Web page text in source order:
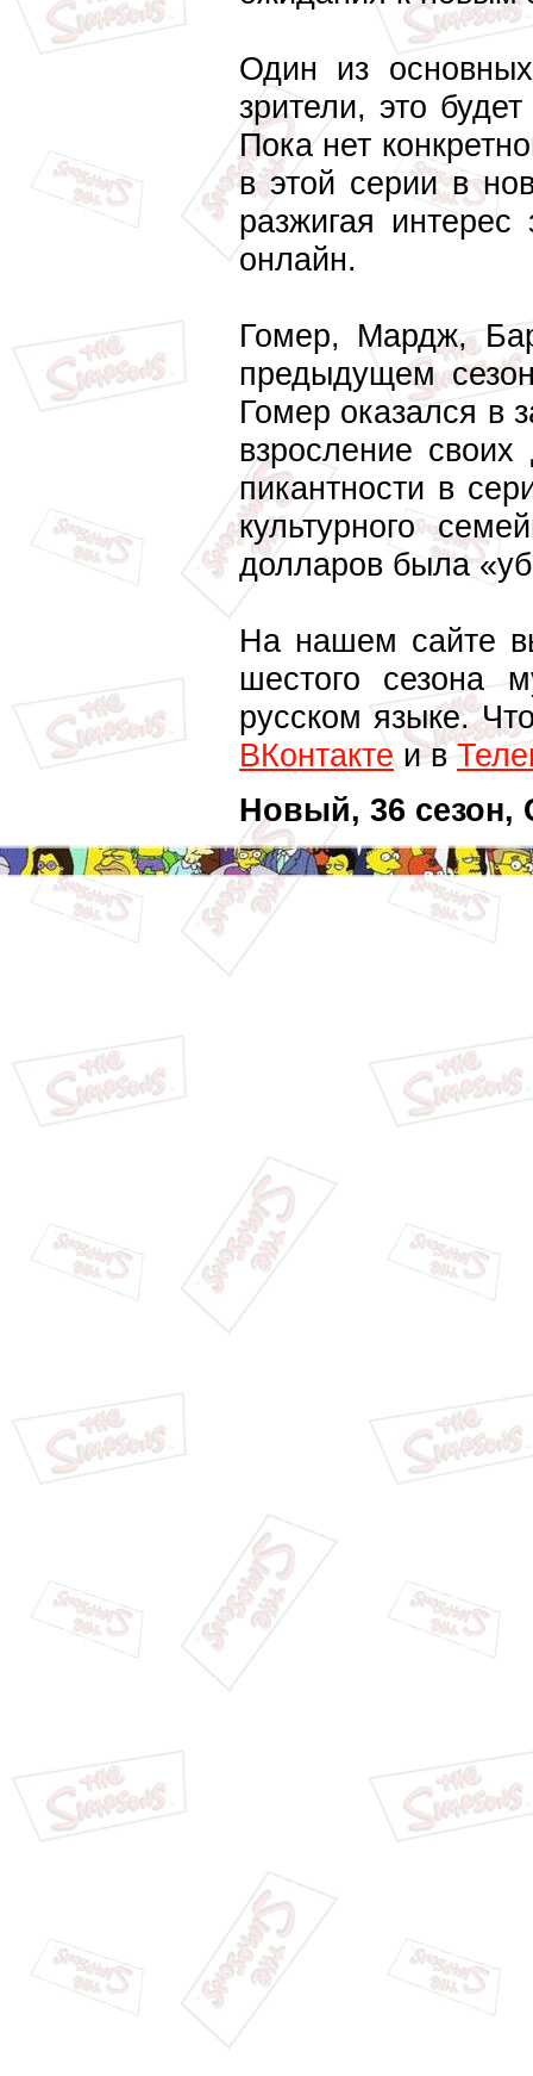
Один из
зрители, это
Пока нет
в этой серии в
разжигая
онлайн.
Гомер, Мардж,
предыдущем
Гомер оказался в
взросление
пикантности в
культурного
долларов была
На нашем сайте
шестого сезона
русском языке.
ВКонтактеи в
Новый, 36 сезон,